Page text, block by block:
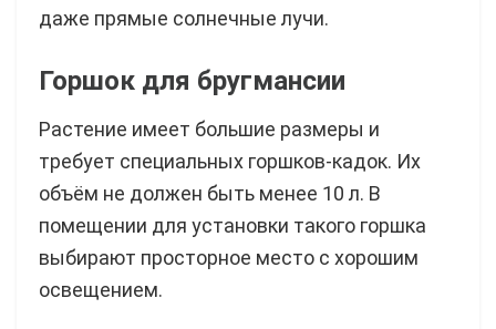
даже прямые солнечные лучи.
Горшок для бругмансии
Растение имеет большие размеры и
требует специальных горшков-кадок. Их
объём не должен быть менее 10 л. В
помещении для установки такого горшка
выбирают просторное место с хорошим
освещением.